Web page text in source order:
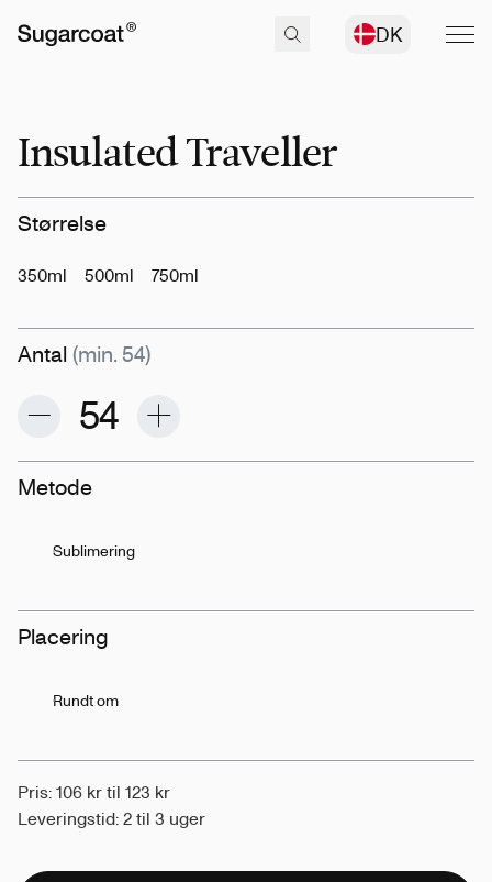
DK
Insulated Traveller
Størrelse
350ml 500ml 750ml
Antal (min. 54)
Metode
Sublimering
Placering
Rundt om
Pris: 106 kr til 123 kr
Leveringstid: 2 til 3 uger